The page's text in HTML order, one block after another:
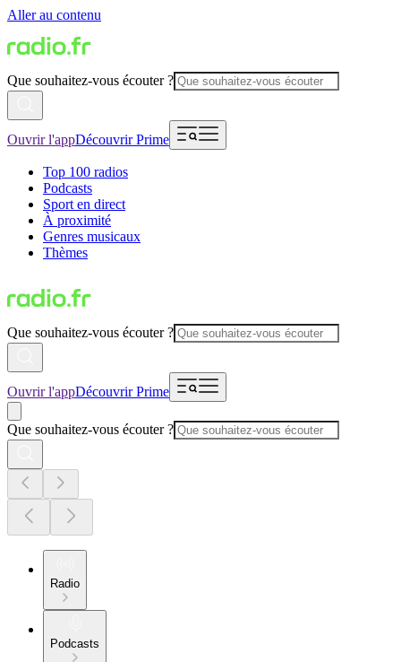
Aller au contenu
Que souhaitez-vous écouter ?
Ouvrir l'appDécouvrir Prime
Top 100 radios
Podcasts
Sport en direct
À proximité
Genres musicaux
Thèmes
Que souhaitez-vous écouter ?
Ouvrir l'appDécouvrir Prime
Que souhaitez-vous écouter ?
Radio
Podcasts